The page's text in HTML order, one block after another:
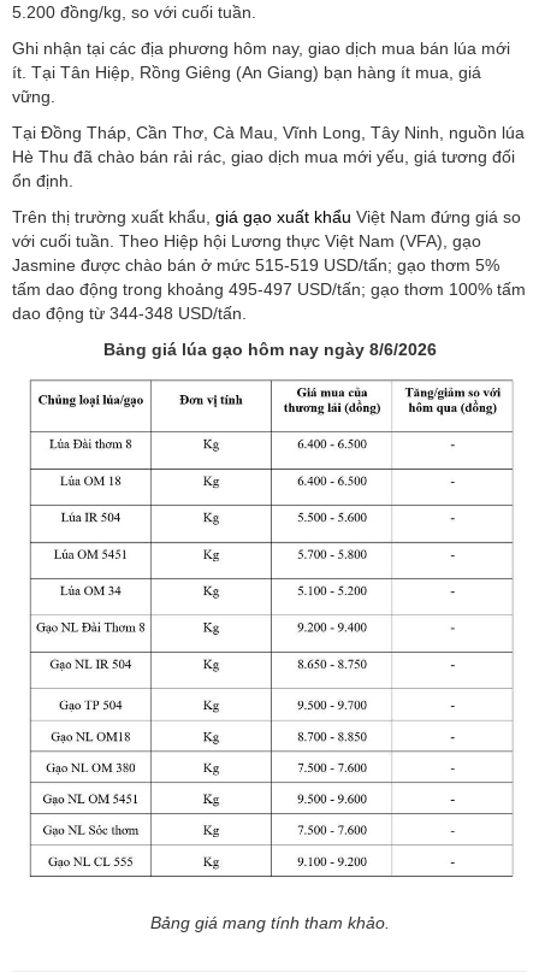
5.200 đồng/kg, so với cuối tuần.
Ghi nhận tại các địa phương hôm nay, giao dịch mua bán lúa mới
ít. Tại Tân Hiệp, Rồng Giêng (An Giang) bạn hàng ít mua, giá
vững.
Tại Đồng Tháp, Cần Thơ, Cà Mau, Vĩnh Long, Tây Ninh, nguồn lúa
Hè Thu đã chào bán rải rác, giao dịch mua mới yếu, giá tương đối
ổn định.
Trên thị trường xuất khẩu, giá gạo xuất khẩu Việt Nam đứng giá so
với cuối tuần. Theo Hiệp hội Lương thực Việt Nam (VFA), gạo
Jasmine được chào bán ở mức 515-519 USD/tấn; gạo thơm 5%
tấm dao động trong khoảng 495-497 USD/tấn; gạo thơm 100% tấm
dao động từ 344-348 USD/tấn.
Bảng giá lúa gạo hôm nay ngày 8/6/2026
Bảng giá mang tính tham khảo.